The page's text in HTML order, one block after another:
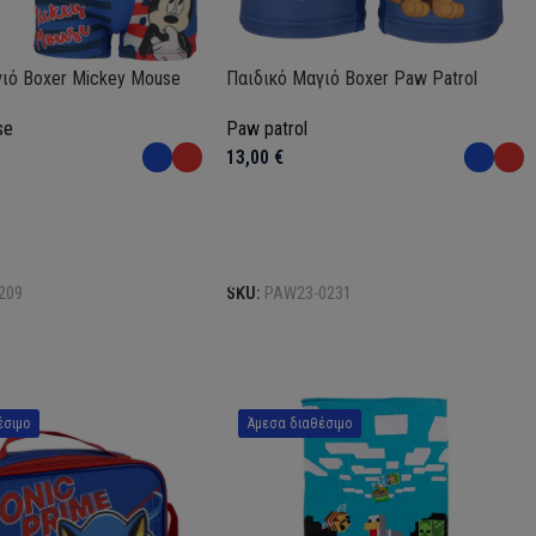
Boxer Mickey Mouse Παιδικό Μαγιό Boxer Paw Patrol
Paw patrol
13,00 €
SKU: PAW23-0231
Άμεσα διαθέσιμο